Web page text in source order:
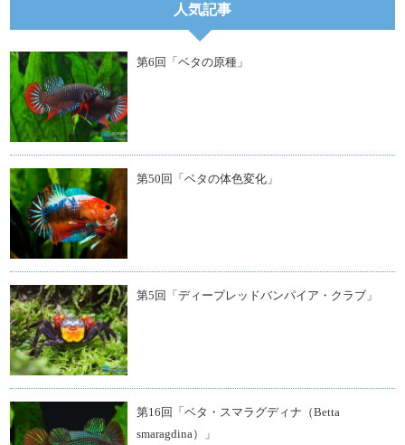
人気記事
第6回「ベタの原種」
第50回「ベタの体色変化」
第5回「ディープレッドバンパイア・クラブ」
第16回「ベタ・スマラグディナ（Betta
smaragdina）」